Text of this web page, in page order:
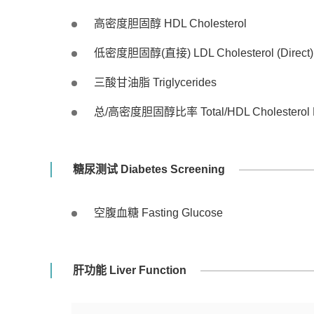
高密度胆固醇 HDL Cholesterol
低密度胆固醇(直接) LDL Cholesterol (Direct)
三酸甘油脂 Triglycerides
总/高密度胆固醇比率 Total/HDL Cholesterol
糖尿测试 Diabetes Screening
空腹血糖 Fasting Glucose
肝功能 Liver Function